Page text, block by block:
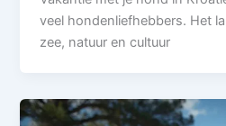
veel hondenliefhebbers. Het
zee, natuur en cultuur